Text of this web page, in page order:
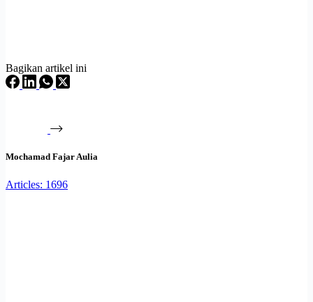
Bagikan artikel ini
Mochamad Fajar Aulia
Articles: 1696